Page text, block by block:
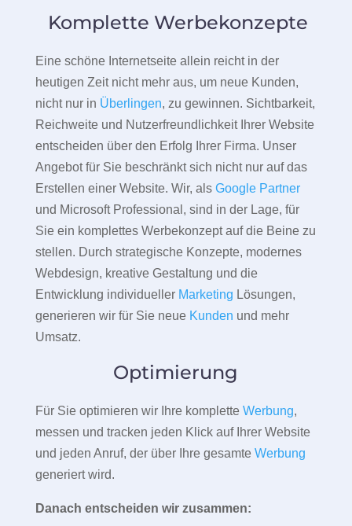
Komplette Werbekonzepte
Eine schöne Internetseite allein reicht in der
heutigen Zeit nicht mehr aus, um neue Kunden,
nicht nur in Überlingen, zu gewinnen. Sichtbarkeit,
Reichweite und Nutzerfreundlichkeit Ihrer Website
entscheiden über den Erfolg Ihrer Firma. Unser
Angebot für Sie beschränkt sich nicht nur auf das
Erstellen einer Website. Wir, als Google Partner
und Microsoft Professional, sind in der Lage, für
Sie ein komplettes Werbekonzept auf die Beine zu
stellen. Durch strategische Konzepte, modernes
Webdesign, kreative Gestaltung und die
Entwicklung individueller Marketing Lösungen,
generieren wir für Sie neue Kunden und mehr
Umsatz.
Optimierung
Für Sie optimieren wir Ihre komplette Werbung,
messen und tracken jeden Klick auf Ihrer Website
und jeden Anruf, der über Ihre gesamte Werbung
generiert wird.
Danach entscheiden wir zusammen: